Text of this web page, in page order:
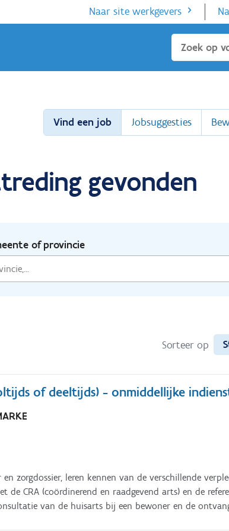
Naar site werkgevers
Sluiten
Vind een job Jobsuggesties
gevonden
of provincie
Sorteer op
of deeltijds) - onmiddellijke
zorgdossier, leren kennen van de verschillende
de CRA (coördinerend en raadgevend arts) en de
van de huisarts bij een bewoner en de